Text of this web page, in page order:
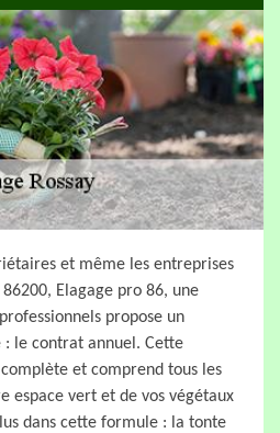
et même les entreprises
Elagage pro 86, une
propose un
: le contrat annuel. Cette
et comprend tous les
espace vert et de vos végétaux
dans cette formule : la tonte